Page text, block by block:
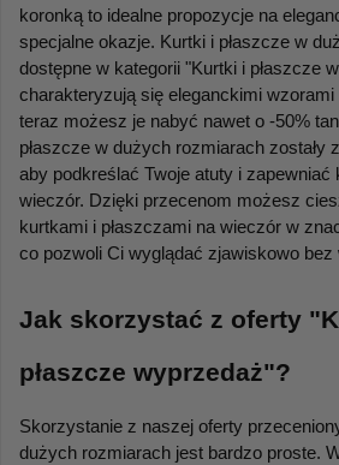
koronką to idealne propozycje na
specjalne okazje. Kurtki i płaszcze w
dostępne w kategorii "Kurtki i płaszcze
charakteryzują się eleganckimi
teraz możesz je nabyć nawet o -50%
płaszcze w dużych rozmiarach zostały
aby podkreślać Twoje atuty i zapewniać
wieczór. Dzięki przecenom możesz
kurtkami i płaszczami na wieczór w
co pozwoli Ci wyglądać zjawiskowo bez
Jak skorzystać z oferty
płaszcze wyprzedaż"?
Skorzystanie z naszej oferty
dużych rozmiarach jest bardzo proste.